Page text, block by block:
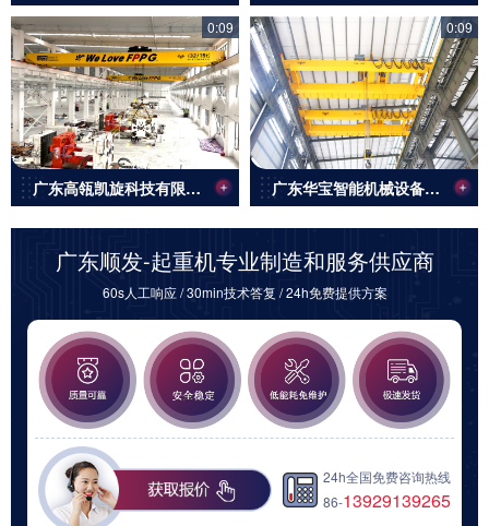
0:09
广东高瓴凯旋科技有限公司50/10T 32/10T欧式起重机
0:09
广东华宝智能机械设备有限公司
广东顺发-起重机专业制造和服务供应商
60s人工响应 / 30min技术答复 / 24h免费提供方案
24h全国免费咨询热线
86-13929139265